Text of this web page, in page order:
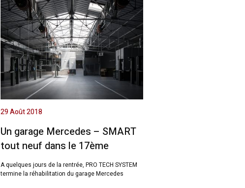
29 Août 2018
Un garage Mercedes – SMART
tout neuf dans le 17ème
A quelques jours de la rentrée, PRO TECH SYSTEM
termine la réhabilitation du garage Mercedes